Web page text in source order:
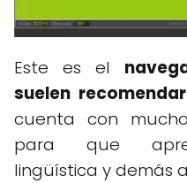
Este es el
suelen
cuenta con
para que
lingüística y demás